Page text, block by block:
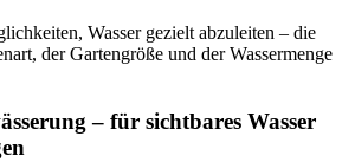
Wasser gezielt abzuleiten – die
der Gartengröße und der Wassermenge
– für sichtbares Wasser